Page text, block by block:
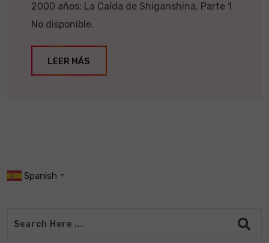
2000 años: La Caída de Shiganshina, Parte 1
No disponible.
LEER MÁS
Spanish ▼